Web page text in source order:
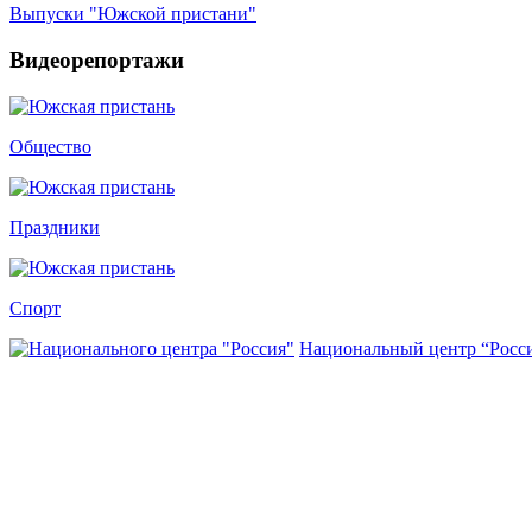
Выпуски "Южской пристани"
Видеорепортажи
Общество
Праздники
Спорт
Национальный центр